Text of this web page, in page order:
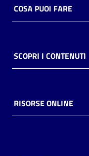
Casa
Piani
storico
COSA PUOI FARE
SCOPRI I CONTENUTI
RISORSE ONLINE